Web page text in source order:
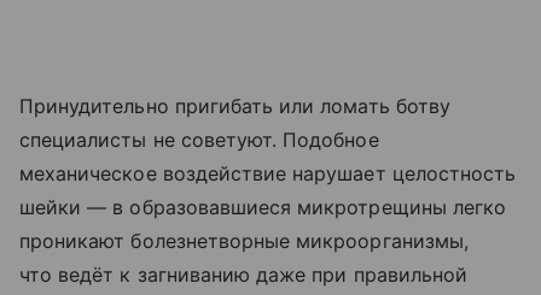
Принудительно пригибать или ломать ботву
специалисты не советуют. Подобное
механическое воздействие нарушает целостность
шейки — в образовавшиеся микротрещины легко
проникают болезнетворные микроорганизмы,
что ведёт к загниванию даже при правильной